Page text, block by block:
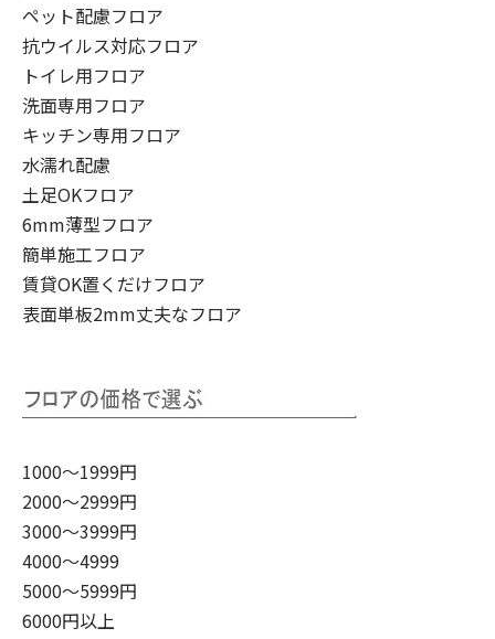
ペット配慮フロア
抗ウイルス対応フロア
トイレ用フロア
洗面専用フロア
キッチン専用フロア
水濡れ配慮
土足OKフロア
6mm薄型フロア
簡単施工フロア
賃貸OK置くだけフロア
表面単板2mm丈夫なフロア
1000～1999円
2000～2999円
3000～3999円
4000～4999
5000～5999円
6000円以上